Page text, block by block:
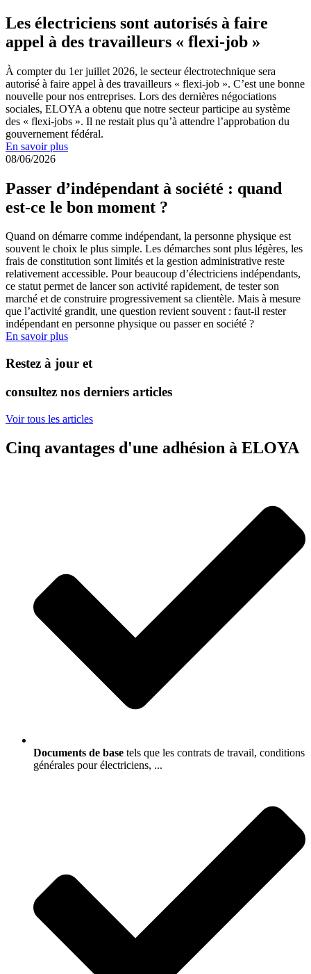
Les électriciens sont autorisés à faire
appel à des travailleurs « flexi-job »
À compter du 1er juillet 2026, le secteur électrotechnique sera
autorisé à faire appel à des travailleurs « flexi-job ». C’est une bonne
nouvelle pour nos entreprises. Lors des dernières négociations
sociales, ELOYA a obtenu que notre secteur participe au système
des « flexi-jobs ». Il ne restait plus qu’à attendre l’approbation du
gouvernement fédéral.
En savoir plus
08/06/2026
Passer d’indépendant à société : quand
est-ce le bon moment ?
Quand on démarre comme indépendant, la personne physique est
souvent le choix le plus simple. Les démarches sont plus légères, les
frais de constitution sont limités et la gestion administrative reste
relativement accessible. Pour beaucoup d’électriciens indépendants,
ce statut permet de lancer son activité rapidement, de tester son
marché et de construire progressivement sa clientèle. Mais à mesure
que l’activité grandit, une question revient souvent : faut-il rester
indépendant en personne physique ou passer en société ?
En savoir plus
Restez à jour et
consultez nos derniers articles
Voir tous les articles
Cinq avantages d'une adhésion à ELOYA
Documents de base tels que les contrats de travail, conditions
générales pour électriciens, ...